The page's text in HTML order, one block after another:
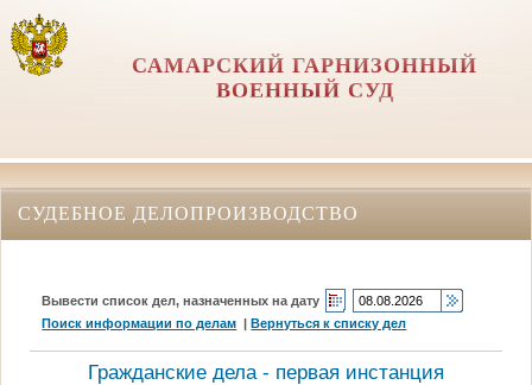
САМАРСКИЙ ГАРНИЗОННЫЙ
ВОЕННЫЙ СУД
СУДЕБНОЕ ДЕЛОПРОИЗВОДСТВО
Вывести список дел, назначенных на дату
Поиск информации по делам |Вернуться к списку дел
Гражданские дела - первая инстанция